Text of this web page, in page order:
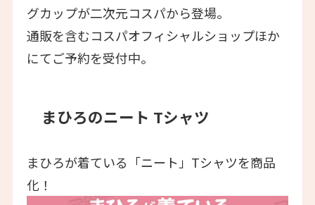
グカップが二次元コスパから登場。
通販を含むコスパオフィシャルショップほか
にてご予約を受付中。
まひろのニート Tシャツ
まひろが着ている「ニート」Tシャツを商品
化！